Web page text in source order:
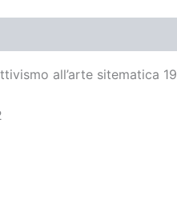
all’arte sitematica